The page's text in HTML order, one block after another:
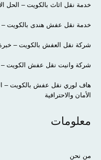
خدمة نقل اثاث بالكويت – الحل
خدمة نقل عفش هندى بالكويت –
شركة نقل العفش بالكويت – خبرة
شركة وانيت نقل عفش الكويت –
هاف لوري نقل عفش بالكويت –
الأمان والاحترافية
معلومات
من نحن